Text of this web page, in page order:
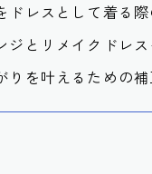
ドレスとして着る
ジとリメイクドレ
りを叶えるための